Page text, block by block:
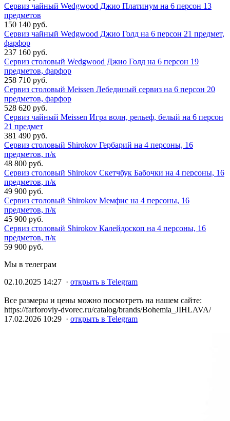
Сервиз чайный Wedgwood Джио Платинум на 6 персон 13
предметов
150 140 руб.
Сервиз чайный Wedgwood Джио Голд на 6 персон 21 предмет,
фарфор
237 160 руб.
Сервиз столовый Wedgwood Джио Голд на 6 персон 19
предметов, фарфор
258 710 руб.
Сервиз столовый Meissen Лебединый сервиз на 6 персон 20
предметов, фарфор
528 620 руб.
Сервиз чайный Meissen Игра волн, рельеф, белый на 6 персон
21 предмет
381 490 руб.
Сервиз столовый Shirokov Гербарий на 4 персоны, 16
предметов, п/к
48 800 руб.
Сервиз столовый Shirokov Скетчбук Бабочки на 4 персоны, 16
предметов, п/к
49 900 руб.
Сервиз столовый Shirokov Мемфис на 4 персоны, 16
предметов, п/к
45 900 руб.
Сервиз столовый Shirokov Калейдоскоп на 4 персоны, 16
предметов, п/к
59 900 руб.
Мы в телеграм
02.10.2025 14:27 · открыть в Telegram
Все размеры и цены можно посмотреть на нашем сайте:
https://farforoviy-dvorec.ru/catalog/brands/Bohemia_JIHLAVA/
17.02.2026 10:29 · открыть в Telegram